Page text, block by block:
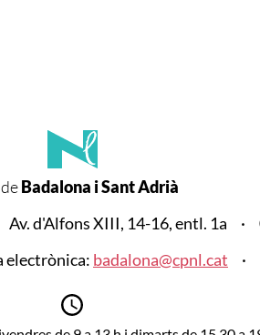
Badalona i Sant Adrià
Av. d'Alfons XIII, 14-16, entl. 1a
electrònica: badalona@cpnl.cat